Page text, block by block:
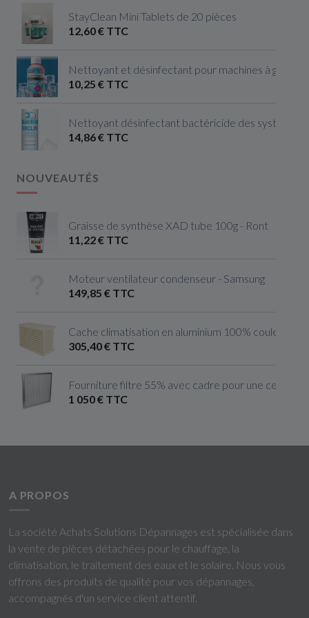
StayClean Mini Tablets de 20 pièces
12,60 € TTC
Nettoyant et désinfectant pour machines à
10,25 € TTC
Nettoyant désinfectant bactéricide des systèmes
14,86 € TTC
NOUVEAUTÉS
Graisse de synthèse XAD tube 100g - Ront
11,22 € TTC
Moteur ventilateur condenseur - Samsung
149,85 € TTC
Cache climatisation en aluminium 100% couleur
305,40 € TTC
Fourniture filtre 55% avec cadre pour une
1 050 € TTC
A PROPOS
La société Achats Solutions Dépannages est spécialisée dans
la vente de pièces détachées pour le chauffage, la
climatisation, le traitement des eaux et le solaire. Nous vous
offrons des produits de qualité pour vos dépannages,
accompagnés d'un service client attentif.